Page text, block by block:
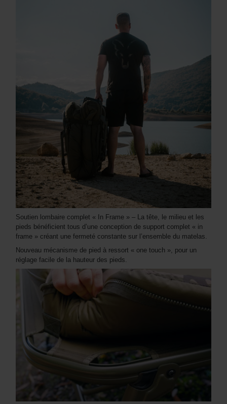
Soutien lombaire complet « In Frame » – La tête, le milieu et les
pieds bénéficient tous d’une conception de support complet « in
frame » créant une fermeté constante sur l’ensemble du matelas.
Nouveau mécanisme de pied à ressort « one touch », pour un
réglage facile de la hauteur des pieds.